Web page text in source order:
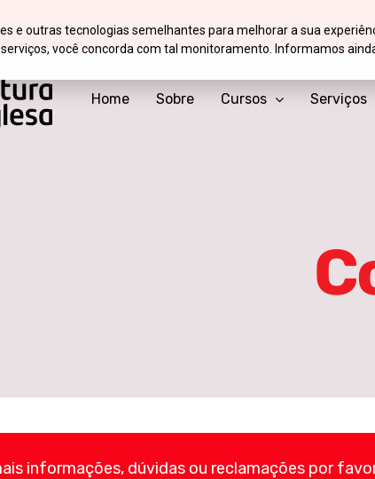
Home Sobre Cursos Serviços
informações, dúvidas ou reclamações por
e outras tecnologias semelhantes para melhorar a sua
você concorda com tal monitoramento. Informamos